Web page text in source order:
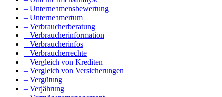
– Unternehmensbewertung
– Unternehmertum
– Verbraucherberatung
– Verbraucherinformation
– Verbraucherinfos
– Verbraucherrechte
– Vergleich von Krediten
– Vergleich von Versicherungen
– Vergütung
– Verjährung